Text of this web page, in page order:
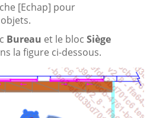
[Echap] pour
Bureau et le bloc Siège
la figure ci-dessous.